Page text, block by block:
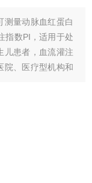
测量动脉血红蛋白
指数PI，适用于处
儿患者，血流灌注
院、医疗型机构和